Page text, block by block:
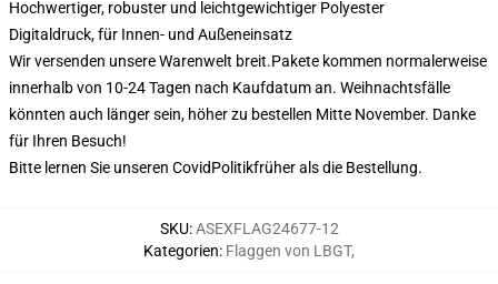
Hochwertiger, robuster und leichtgewichtiger Polyester
Digitaldruck, für Innen- und Außeneinsatz
Wir versenden unsere Warenwelt breit.Pakete kommen normalerweise
innerhalb von 10-24 Tagen nach Kaufdatum an. Weihnachtsfälle
könnten auch länger sein, höher zu bestellen Mitte November. Danke
für Ihren Besuch!
Bitte lernen Sie unseren CovidPolitikfrüher als die Bestellung.
SKU:ASEXFLAG24677-12
Kategorien: Flaggen von LBGT,